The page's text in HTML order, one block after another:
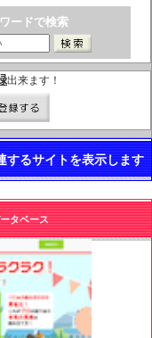
ードで検索
出来ます！
するサイトを表示します
タベース